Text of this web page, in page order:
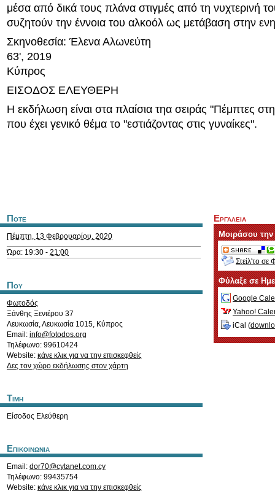
μέσα από δικά τους πλάνα στιγμές από τη νυχτερινή
συζητούν την έννοια του αλκοόλ ως μετάβαση στην
Σκηνοθεσία: Έλενα Αλωνεύτη
63', 2019
Κύπρος
ΕΙΣΟΔΟΣ ΕΛΕΥΘΕΡΗ
Η εκδήλωση είναι στα πλαίσια τηα σειράς "Πέμπτες
που έχει γενικό θέμα το "εστιάζοντας στις γυναίκες".
Ποτε
Πέμπτη, 13 Φεβρουαρίου, 2020
Ώρα: 19:30 - 21:00
Που
Φωτοδός
Ξάνθης Ξενιέρου 37
Λευκωσία,Λευκωσία 1015, Κύπρος
Email: info@fotodos.org
Τηλέφωνο: 99610424
Website: κάνε κλικ για να την επισκεφθείς
Δες τον χώρο εκδήλωσης στον χάρτη
Τιμη
Είσοδος Ελεύθερη
Επικοινωνια
Email: dor70@cytanet.com.cy
Τηλέφωνο: 99435754
Website: κάνε κλικ για να την επισκεφθείς
Εργαλεια
Μοιράσου
Στείλ'το σε
Φύλαξε σε
Google
Yahoo!
iCal (